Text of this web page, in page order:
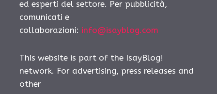
ed esperti del settore. Per pubblicità,
comunicati e
collaborazioni: info@isayblog.com
This website is part of the IsayBlog!
network. For advertising, press releases and
other